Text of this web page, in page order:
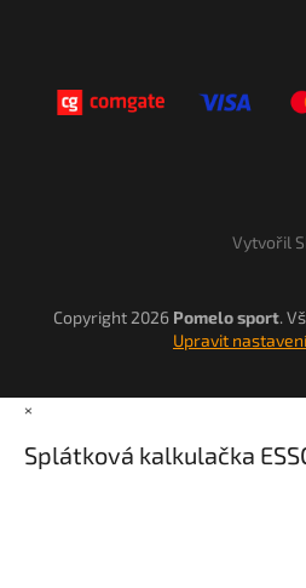
Vytvořil
Copyright 2026 Pomelo sport.
Upravit
×
Splátková kalkulačka